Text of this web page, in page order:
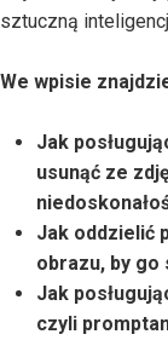
sztuczną
We wpisie
Jak
usunąć ze
Jak oddzielić
obrazu, by go
Jak
czyli